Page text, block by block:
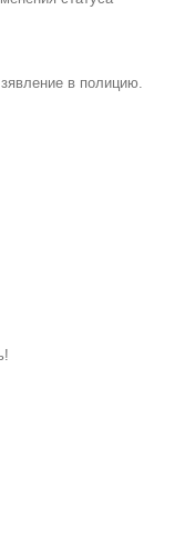
в полицию.